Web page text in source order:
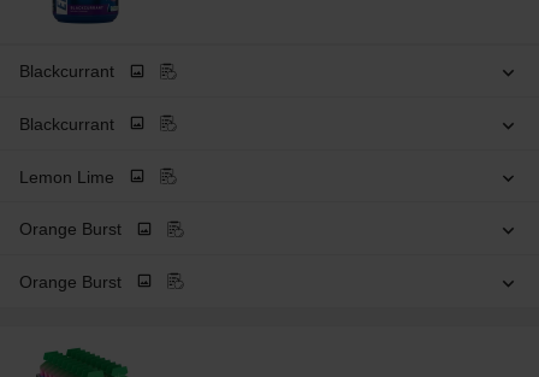
Blackcurrant
Blackcurrant
Lemon Lime
Orange Burst
Orange Burst